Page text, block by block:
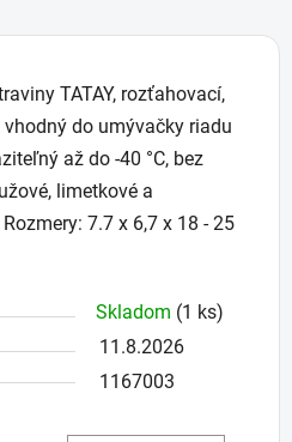
TATAY, rozťahovací,
do umývačky riadu
až do -40 °C, bez
limetkové a
7.7 x 6,7 x 18 - 25
Skladom (1 ks)
11.8.2026
1167003